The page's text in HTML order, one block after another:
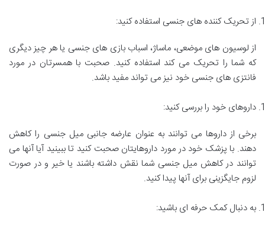
از تحریک کننده های جنسی استفاده کنید:
از لوسیون های موضعی، ماساژ، اسباب بازی های جنسی یا هر چیز دیگری
که شما را تحریک می کند استفاده کنید. صحبت با همسرتان در مورد
فانتزی های جنسی خود نیز می تواند مفید باشد.
داروهای خود را بررسی کنید:
برخی از داروها می توانند به عنوان عارضه جانبی میل جنسی را کاهش
دهند. با پزشک خود در مورد داروهایتان صحبت کنید تا ببینید آیا آنها می
توانند در کاهش میل جنسی شما نقش داشته باشند یا خیر و در صورت
لزوم جایگزینی برای آنها پیدا کنید.
به دنبال کمک حرفه ای باشید: